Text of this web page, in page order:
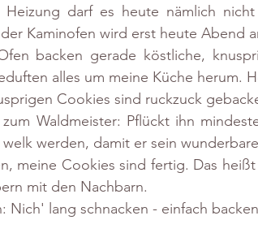
darf es heute nämlich
Kaminofen wird erst heute Abend
backen gerade köstliche,
alles um meine Küche herum.
Cookies sind ruckzuck
Waldmeister: Pflückt ihn
welk werden, damit er sein
meine Cookies sind fertig. Das
mit den Nachbarn.
Nich' lang schnacken - einfach